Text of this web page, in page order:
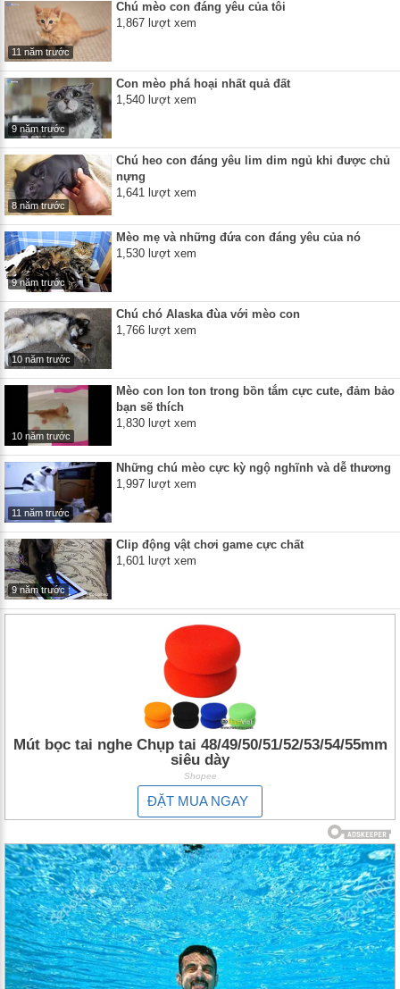
11 năm trước
Chú mèo con đáng yêu của tôi
1,867 lượt xem
9 năm trước
Con mèo phá hoại nhất quả đất
1,540 lượt xem
8 năm trước
Chú heo con đáng yêu lim dim ngủ khi được chủ
nựng
1,641 lượt xem
9 năm trước
Mèo mẹ và những đứa con đáng yêu của nó
1,530 lượt xem
10 năm trước
Chú chó Alaska đùa với mèo con
1,766 lượt xem
10 năm trước
Mèo con lon ton trong bồn tắm cực cute, đảm bảo
bạn sẽ thích
1,830 lượt xem
11 năm trước
Những chú mèo cực kỳ ngộ nghĩnh và dễ thương
1,997 lượt xem
9 năm trước
Clip động vật chơi game cực chất
1,601 lượt xem
Mút bọc tai nghe Chụp tai 48/49/50/51/52/53/54/55mm
siêu dày
Shopee
ĐẶT MUA NGAY